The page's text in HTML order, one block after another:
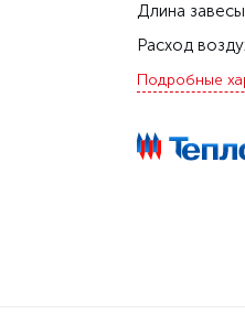
Длина
Расход
Подробные